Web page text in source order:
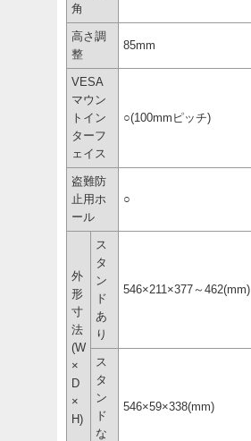
角
高さ調
整
85mm
VESA
マウン
トイン
ターフ
ェイス
○(100mmピッチ)
盗難防
止用ホ
ール
○
外
形
寸
法
(W
×
D
×
H)
ス
タ
ン
ド
あ
り
546×211×377～462(mm)
ス
タ
ン
ド
な
546×59×338(mm)